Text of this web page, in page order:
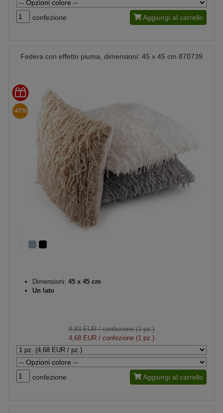
confezione Aggiungi al carrello
Federa con effetto piuma, dimensioni: 45 x 45 cm 870739
-47%
Dimensioni: 45 x 45 cm
Un lato
8,83 EUR/ confezione (1 pz.)
4,68 EUR / confezione (1 pz.)
confezione Aggiungi al carrello